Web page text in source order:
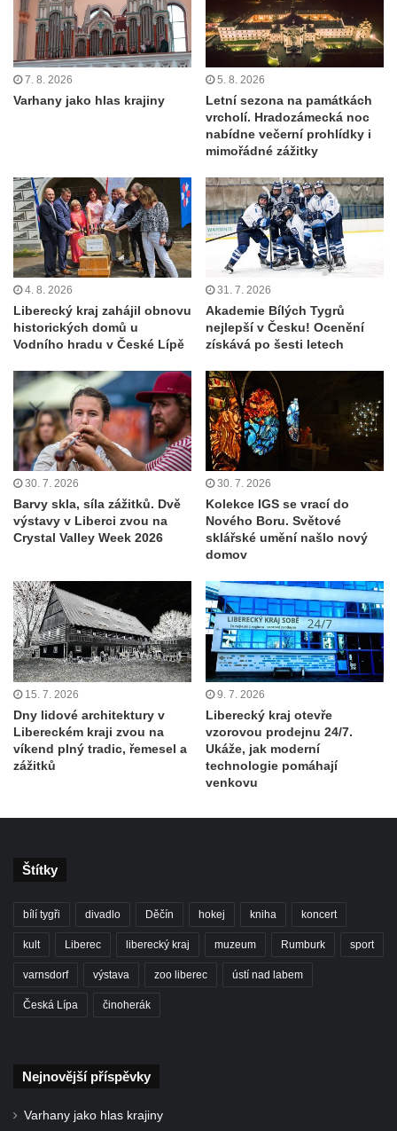
7. 8. 2026
Varhany jako hlas krajiny
5. 8. 2026
Letní sezona na památkách
vrcholí. Hradozámecká noc
nabídne večerní prohlídky i
mimořádné zážitky
4. 8. 2026
Liberecký kraj zahájil obnovu
historických domů u
Vodního hradu v České Lípě
31. 7. 2026
Akademie Bílých Tygrů
nejlepší v Česku! Ocenění
získává po šesti letech
30. 7. 2026
Barvy skla, síla zážitků. Dvě
výstavy v Liberci zvou na
Crystal Valley Week 2026
30. 7. 2026
Kolekce IGS se vrací do
Nového Boru. Světové
sklářské umění našlo nový
domov
15. 7. 2026
Dny lidové architektury v
Libereckém kraji zvou na
víkend plný tradic, řemesel a
zážitků
9. 7. 2026
Liberecký kraj otevře
vzorovou prodejnu 24/7.
Ukáže, jak moderní
technologie pomáhají
venkovu
Štítky
bílí tygři divadlo Děčín hokej kniha koncert
kult Liberec liberecký kraj muzeum Rumburk sport
varnsdorf výstava zoo liberec ústí nad labem
Česká Lípa činoherák
Nejnovější příspěvky
Varhany jako hlas krajiny